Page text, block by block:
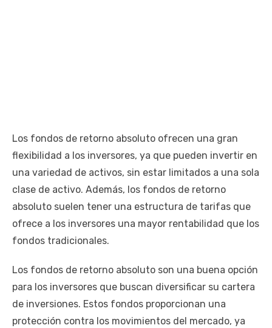
Los fondos de retorno absoluto ofrecen una gran
flexibilidad a los inversores, ya que pueden invertir en
una variedad de activos, sin estar limitados a una sola
clase de activo. Además, los fondos de retorno
absoluto suelen tener una estructura de tarifas que
ofrece a los inversores una mayor rentabilidad que los
fondos tradicionales.
Los fondos de retorno absoluto son una buena opción
para los inversores que buscan diversificar su cartera
de inversiones. Estos fondos proporcionan una
protección contra los movimientos del mercado, ya